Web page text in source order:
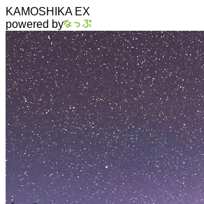
KAMOSHIKA EX
powered by